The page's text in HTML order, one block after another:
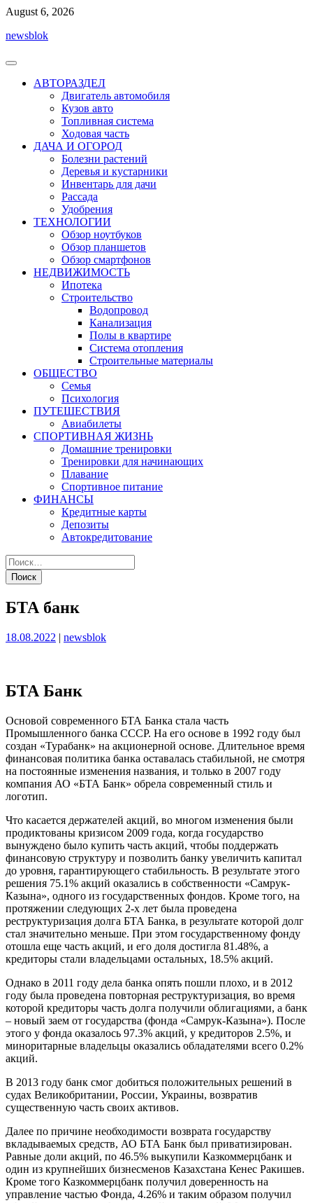
Перейти
содержимому
August 6, 2026
newsblok
АВТОРАЗДЕЛ
Двигатель автомобиля
Кузов авто
Топливная система
Ходовая часть
ДАЧА И ОГОРОД
Болезни растений
Деревья и кустарники
Инвентарь для дачи
Рассада
Удобрения
ТЕХНОЛОГИИ
Обзор ноутбуков
Обзор планшетов
Обзор смартфонов
НЕДВИЖИМОСТЬ
Ипотека
Строительство
Водопровод
Канализация
Полы в квартире
Система отопления
Строительные материалы
ОБЩЕСТВО
Семья
Психология
ПУТЕШЕСТВИЯ
Авиабилеты
СПОРТИВНАЯ ЖИЗНЬ
Домашние тренировки
Тренировки для начинающих
Плавание
Спортивное питание
ФИНАНСЫ
Кредитные карты
Депозиты
Автокредитование
БТА банк
Опубликовано
18.08.2022 | Опубликовано
newsblok
БТА Банк
Основой современного БТА Банка стала часть
Промышленного банка СССР. На его основе в 1992 году был
создан «Турабанк» на акционерной основе. Длительное время
финансовая политика банка оставалась стабильной, не смотря
на постоянные изменения названия, и только в 2007 году
компания АО «БТА Банк» обрела современный стиль и
логотип.
Что касается держателей акций, во многом изменения были
продиктованы кризисом 2009 года, когда государство
вынуждено было купить часть акций, чтобы поддержать
финансовую структуру и позволить банку увеличить капитал
до уровня, гарантирующего стабильность. В результате этого
решения 75.1% акций оказались в собственности «Самрук-
Казына», одного из государственных фондов. Кроме того, на
протяжении следующих 2-х лет была проведена
реструктуризация долга БТА Банка, в результате которой долг
стал значительно меньше. При этом государственному фонду
отошла еще часть акций, и его доля достигла 81.48%, а
кредиторы стали владельцами остальных, 18.5% акций.
Однако в 2011 году дела банка опять пошли плохо, и в 2012
году была проведена повторная реструктуризация, во время
которой кредиторы часть долга получили облигациями, а банк
– новый заем от государства (фонда «Самрук-Казына»). После
этого у фонда оказалось 97.3% акций, у кредиторов 2.5%, и
миноритарные владельцы оказались обладателями всего 0.2%
акций.
В 2013 году банк смог добиться положительных решений в
судах Великобритании, России, Украины, возвратив
существенную часть своих активов.
Далее по причине необходимости возврата государству
вкладываемых средств, АО БТА Банк был приватизирован.
Равные доли акций, по 46.5% выкупили Казкоммерцбанк и
один из крупнейших бизнесменов Казахстана Кенес Ракишев.
Кроме того Казкоммерцбанк получил доверенность на
управление частью Фонда, 4.26% и таким образом получил